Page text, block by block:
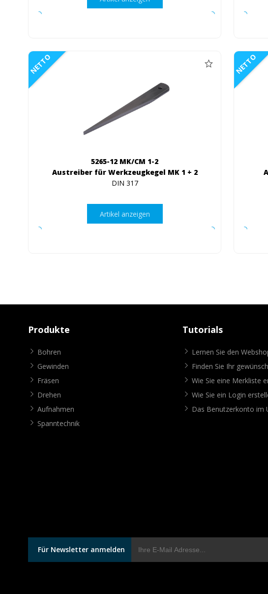
NETTO
5265-12 MK/CM 1-2
Austreiber für Werkzeugkegel MK 1 + 2
DIN 317
Artikel anzeigen
NETTO
Produkte
Bohren
Gewinden
Fräsen
Drehen
Aufnahmen
Spanntechnik
Tutorials
Lernen Sie den
Finden Sie Ihr
Wie Sie eine Merkliste
Wie Sie ein Login
Das Benutzerkonto im
Für Newsletter anmelden